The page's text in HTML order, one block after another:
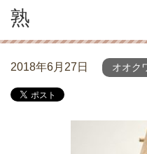
熟
2018年6月27日 オオク